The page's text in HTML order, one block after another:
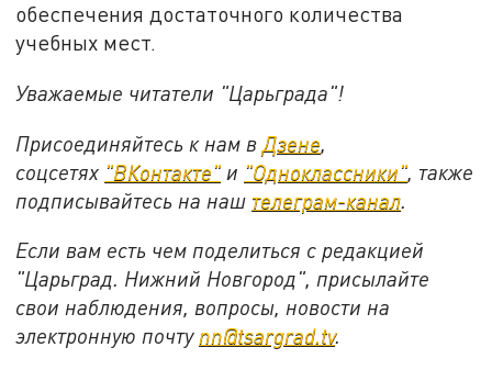
обеспечения достаточного количества
учебных мест.
Уважаемые читатели "Царьграда"!
Присоединяйтесь к нам в Дзене
соцсетях "ВКонтакте" и "Одноклассники" также
подписывайтесь на наш телеграм-канал
Если вам есть чем поделиться с редакцией
"Царьград. Нижний Новгород", присылайте
свои наблюдения, вопросы, новости на
электронную почту nn@tsargrad.tv.